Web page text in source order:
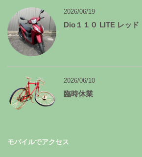
2026/06/19
Dio１１０ LITE レッド
2026/06/10
臨時休業
モバイルでアクセス